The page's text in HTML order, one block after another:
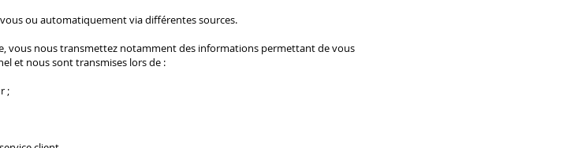
ou automatiquement via différentes sources.
vous nous transmettez notamment des informations permettant de vous
et nous sont transmises lors de :
;